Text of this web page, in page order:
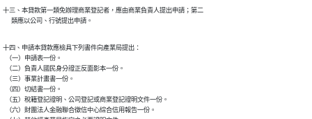
十三、本貸款第一類免辦理商業登記者，應由商業負責人提出申請；第二
      類應以公司、行號提出申請。
十四、申請本貸款應檢具下列書件向產業局提出：
  （一）申請表一份。
  （二）負責人國民身分證正反面影本一份。
  （三）事業計畫書一份。
  （四）切結書一份。
  （五）稅籍登記證明、公司登記或商業登記證明文件一份。
  （六）財團法人金融聯合徵信中心綜合信用報告一份。